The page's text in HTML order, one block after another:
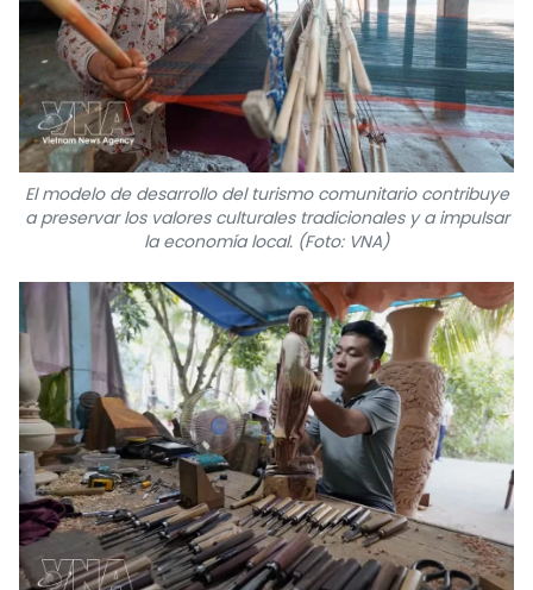
El modelo de desarrollo del turismo comunitario contribuye
a preservar los valores culturales tradicionales y a impulsar
la economía local. (Foto: VNA)